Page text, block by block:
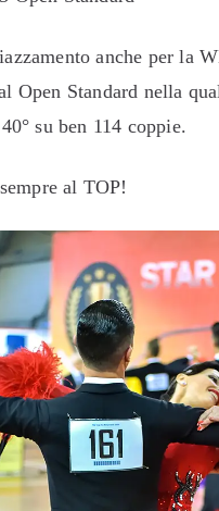
anche per la
Open Standard nella
su ben 114 coppie.
al TOP!